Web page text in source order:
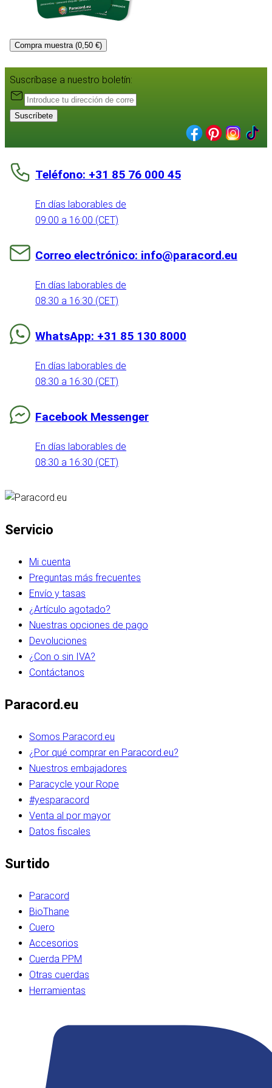
Compra muestra (0,50 €)
Suscríbase a nuestro boletín:
Suscríbete
Teléfono: +31 85 76 000 45
En días laborables de
09:00 a 16:00 (CET)
Correo electrónico: info@paracord.eu
En días laborables de
08:30 a 16:30 (CET)
WhatsApp: +31 85 130 8000
En días laborables de
08:30 a 16:30 (CET)
Facebook Messenger
En días laborables de
08:30 a 16:30 (CET)
Servicio
Mi cuenta
Preguntas más frecuentes
Envío y tasas
¿Artículo agotado?
Nuestras opciones de pago
Devoluciones
¿Con o sin IVA?
Contáctanos
Paracord.eu
Somos Paracord.eu
¿Por qué comprar en Paracord.eu?
Nuestros embajadores
Paracycle your Rope
#yesparacord
Venta al por mayor
Datos fiscales
Surtido
Paracord
BioThane
Cuero
Accesorios
Cuerda PPM
Otras cuerdas
Herramientas